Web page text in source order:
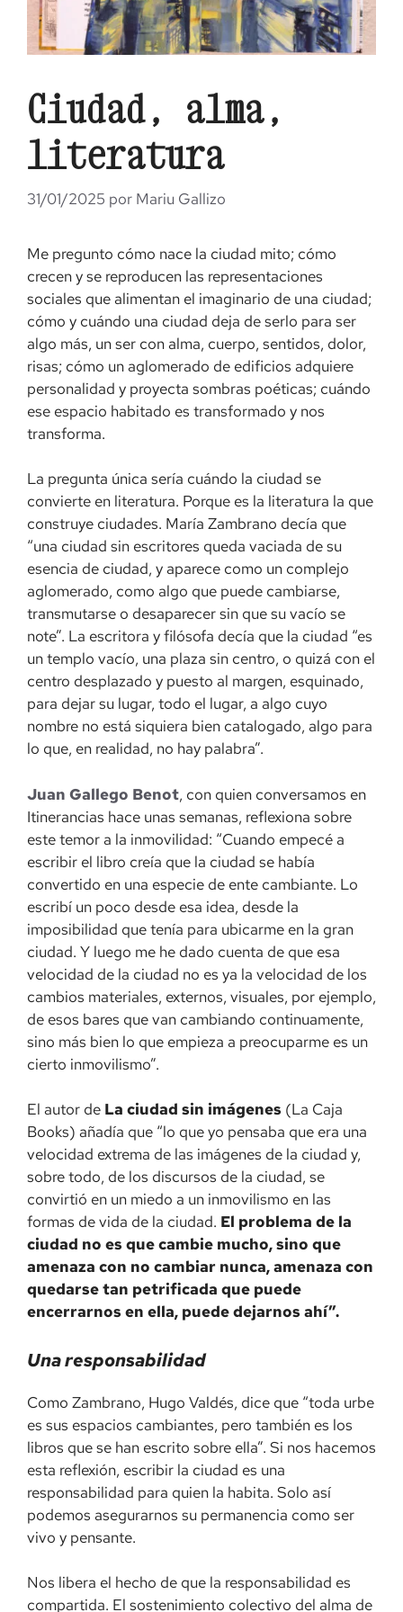
Ciudad, alma,
literatura
31/01/2025 por Mariu Gallizo
Me pregunto cómo nace la ciudad mito; cómo
crecen y se reproducen las representaciones
sociales que alimentan el imaginario de una ciudad;
cómo y cuándo una ciudad deja de serlo para ser
algo más, un ser con alma, cuerpo, sentidos, dolor,
risas; cómo un aglomerado de edificios adquiere
personalidad y proyecta sombras poéticas; cuándo
ese espacio habitado es transformado y nos
transforma.
La pregunta única sería cuándo la ciudad se
convierte en literatura. Porque es la literatura la que
construye ciudades. María Zambrano decía que
“una ciudad sin escritores queda vaciada de su
esencia de ciudad, y aparece como un complejo
aglomerado, como algo que puede cambiarse,
transmutarse o desaparecer sin que su vacío se
note”. La escritora y filósofa decía que la ciudad “es
un templo vacío, una plaza sin centro, o quizá con el
centro desplazado y puesto al margen, esquinado,
para dejar su lugar, todo el lugar, a algo cuyo
nombre no está siquiera bien catalogado, algo para
lo que, en realidad, no hay palabra”.
Juan Gallego Benot, con quien conversamos en
Itinerancias hace unas semanas, reflexiona sobre
este temor a la inmovilidad: “Cuando empecé a
escribir el libro creía que la ciudad se había
convertido en una especie de ente cambiante. Lo
escribí un poco desde esa idea, desde la
imposibilidad que tenía para ubicarme en la gran
ciudad. Y luego me he dado cuenta de que esa
velocidad de la ciudad no es ya la velocidad de los
cambios materiales, externos, visuales, por ejemplo,
de esos bares que van cambiando continuamente,
sino más bien lo que empieza a preocuparme es un
cierto inmovilismo”.
El autor de La ciudad sin imágenes (La Caja
Books) añadía que “lo que yo pensaba que era una
velocidad extrema de las imágenes de la ciudad y,
sobre todo, de los discursos de la ciudad, se
convirtió en un miedo a un inmovilismo en las
formas de vida de la ciudad. El problema de la
ciudad no es que cambie mucho, sino que
amenaza con no cambiar nunca, amenaza con
quedarse tan petrificada que puede
encerrarnos en ella, puede dejarnos ahí”.
Una responsabilidad
Como Zambrano, Hugo Valdés, dice que “toda urbe
es sus espacios cambiantes, pero también es los
libros que se han escrito sobre ella”. Si nos hacemos
esta reflexión, escribir la ciudad es una
responsabilidad para quien la habita. Solo así
podemos asegurarnos su permanencia como ser
vivo y pensante.
Nos libera el hecho de que la responsabilidad es
compartida. El sostenimiento colectivo del alma de